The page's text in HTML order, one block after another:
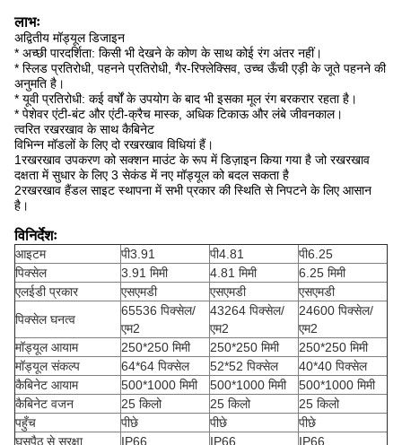
लाभः
अद्वितीय मॉड्यूल डिजाइन
* अच्छी पारदर्शिता: किसी भी देखने के कोण के साथ कोई रंग अंतर नहीं।
* स्लिड प्रतिरोधी, पहनने प्रतिरोधी, गैर-रिफ्लेक्सिव, उच्च ऊँची एड़ी के जूते पहनने की
अनुमति है।
* यूवी प्रतिरोधी: कई वर्षों के उपयोग के बाद भी इसका मूल रंग बरकरार रहता है।
* पेशेवर एंटी-बंट और एंटी-क्रैच मास्क, अधिक टिकाऊ और लंबे जीवनकाल।
त्वरित रखरखाव के साथ कैबिनेट
विभिन्न मॉडलों के लिए दो रखरखाव विधियां हैं।
1रखरखाव उपकरण को सक्शन माउंट के रूप में डिज़ाइन किया गया है जो रखरखाव
दक्षता में सुधार के लिए 3 सेकंड में नए मॉड्यूल को बदल सकता है
2रखरखाव हैंडल साइट स्थापना में सभी प्रकार की स्थिति से निपटने के लिए आसान
है।
विनिर्देशः
आइटम पी3.91 पी4.81
पी6.25
पिक्सेल
3.91 मिमी 4.81 मिमी
6.25 मिमी
एलईडी प्रकार
एसएमडी एसएमडी
एसएमडी
पिक्सेल घनत्व
65536 पिक्सेल/
एम2
43264 पिक्सेल/
एम2
24600 पिक्सेल/
एम2
मॉड्यूल आयाम
250*250 मिमी 250*250 मिमी
250*250 मिमी
मॉड्यूल संकल्प
64*64 पिक्सेल 52*52 पिक्सेल
40*40 पिक्सेल
कैबिनेट आयाम
500*1000 मिमी 500*1000 मिमी
500*1000 मिमी
कैबिनेट वजन
25 किलो 25 किलो
25 किलो
पहुँच
पीछे पीछे
पीछे
घुसपैठ से सुरक्षा
IP66 IP66 IP66